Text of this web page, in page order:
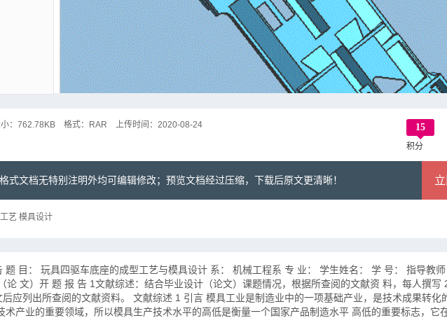
： 762.78KB 格式： RAR 上传时间： 2020-08-24 15
积分
式文档无特别注明外均可编辑修改；预览文档经过压缩，下载后原文更清晰！
艺 模具设计
题 目： 玩具四驱车底座的成型工艺与模具设计 系： 机械工程系 专 业： 学生姓名： 学 号： 指导教
论 文）开 题 报 告 1文献综述：结合毕业设计（论文）课题情况，根据所查阅的文献资 料，每人撰写
后应列出所查阅的文献资料。 文献综述 1 引言 模具工业是制造业中的一项基础产业，是技术成果转化
术产业的重要领域，所以模具生产技术水平的高低是衡量一个国家产品制造水平 高低的重要标志，它